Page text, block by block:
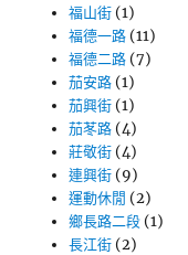
福山街 (1)
福德一路 (11)
福德二路 (7)
茄安路 (1)
茄興街 (1)
茄苳路 (4)
莊敬街 (4)
連興街 (9)
運動休閒 (2)
鄉長路二段 (1)
長江街 (2)